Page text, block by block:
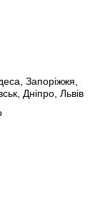
Запоріжжя,
Дніпро, Львів